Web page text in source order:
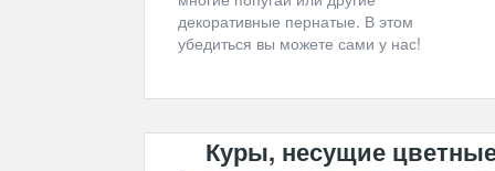
декоративные пернатые. В этом
убедиться вы можете сами у нас!
Куры, несущие